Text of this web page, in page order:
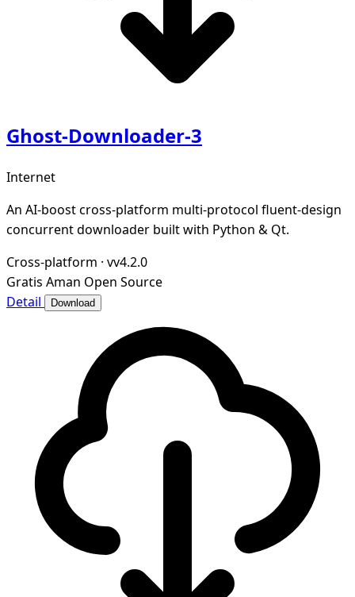
Ghost-Downloader-3
Internet
An AI-boost cross-platform multi-protocol fluent-design
concurrent downloader built with Python & Qt.
Cross-platform · vv4.2.0
Gratis Aman Open Source
Detail
Download